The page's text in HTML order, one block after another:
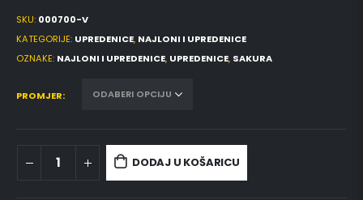
SKU: 000700-V
KATEGORIJE: UPREDENICE, NAJLONI I UPREDENICE
OZNAKE: NAJLONI I UPREDENICE, UPREDENICE, SAKURA
PROMJER
DODAJ U KOŠARICU